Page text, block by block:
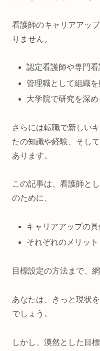
看護師のキャリアアッ
りません。
認定看護師や専門看
管理職として組織を
大学院で研究を深め
さらには転職で新しい
たの知識や経験、そし
あります。
この記事は、看護師と
のために、
キャリアアップの具
それぞれのメリット
目標設定の方法まで、
あなたは、きっと現状
でしょう。
しかし、漠然とした目